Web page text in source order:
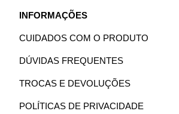
INFORMAÇÕES
CUIDADOS COM O PRODUTO
DÚVIDAS FREQUENTES
TROCAS E DEVOLUÇÕES
POLÍTICAS DE PRIVACIDADE